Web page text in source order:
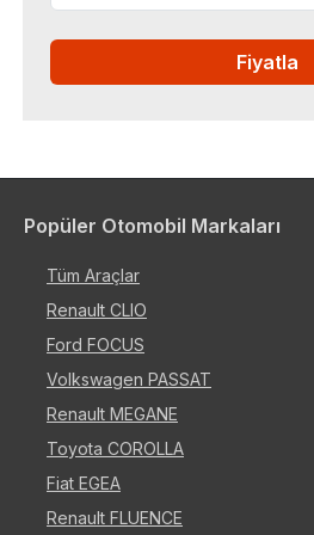
Fiyatla
Popüler Otomobil Markaları
Tüm Araçlar
Renault CLIO
Ford FOCUS
Volkswagen PASSAT
Renault MEGANE
Toyota COROLLA
Fiat EGEA
Renault FLUENCE